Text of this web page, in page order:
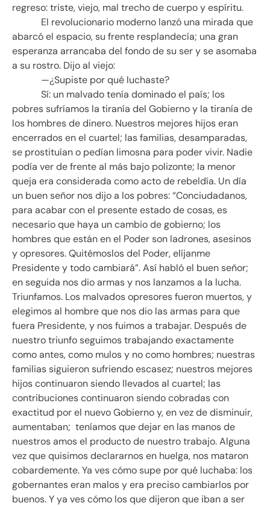
regreso: triste, viejo, mal trecho de cuerpo y espíritu.
El revolucionario moderno lanzó una mirada que
abarcó el espacio, su frente resplandecía; una gran
esperanza arrancaba del fondo de su ser y se asomaba
a su rostro. Dijo al viejo:
—¿Supiste por qué luchaste?
Sí: un malvado tenía dominado el país; los
pobres sufríamos la tiranía del Gobierno y la tiranía de
los hombres de dinero. Nuestros mejores hijos eran
encerrados en el cuartel; las familias, desamparadas,
se prostituían o pedían limosna para poder vivir. Nadie
podía ver de frente al más bajo polizonte; la menor
queja era considerada como acto de rebeldía. Un día
un buen señor nos dijo a los pobres: “Conciudadanos,
para acabar con el presente estado de cosas, es
necesario que haya un cambio de gobierno; los
hombres que están en el Poder son ladrones, asesinos
y opresores. Quitémoslos del Poder, elíjanme
Presidente y todo cambiará”. Así habló el buen señor;
en seguida nos dio armas y nos lanzamos a la lucha.
Triunfamos. Los malvados opresores fueron muertos, y
elegimos al hombre que nos dio las armas para que
fuera Presidente, y nos fuimos a trabajar. Después de
nuestro triunfo seguimos trabajando exactamente
como antes, como mulos y no como hombres; nuestras
familias siguieron sufriendo escasez; nuestros mejores
hijos continuaron siendo llevados al cuartel; las
contribuciones continuaron siendo cobradas con
exactitud por el nuevo Gobierno y, en vez de disminuir,
aumentaban; teníamos que dejar en las manos de
nuestros amos el producto de nuestro trabajo. Alguna
vez que quisimos declararnos en huelga, nos mataron
cobardemente. Ya ves cómo supe por qué luchaba: los
gobernantes eran malos y era preciso cambiarlos por
buenos. Y ya ves cómo los que dijeron que iban a ser